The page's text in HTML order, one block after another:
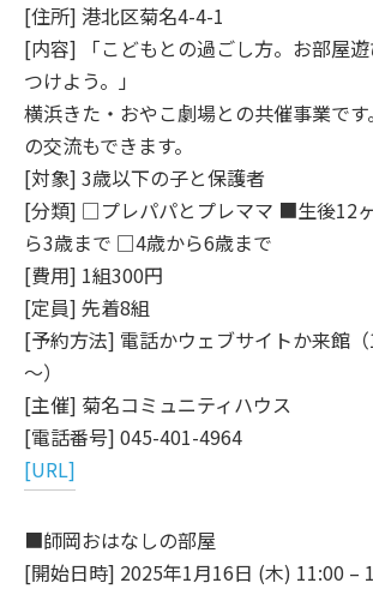
[住所] 港北区菊名4-4-1
[内容] 「こどもとの過ごし方。お部屋
つけよう。」
横浜きた・おやこ劇場との共催事業です
の交流もできます。
[対象] 3歳以下の子と保護者
[分類] □プレパパとプレママ ■生後12
ら3歳まで □4歳から6歳まで
[費用] 1組300円
[定員] 先着8組
[予約方法] 電話かウェブサイトか来館
～）
[主催] 菊名コミュニティハウス
[電話番号] 045-401-4964
[URL]
■師岡おはなしの部屋
[開始日時] 2025年1月16日 (木) 11:00 –